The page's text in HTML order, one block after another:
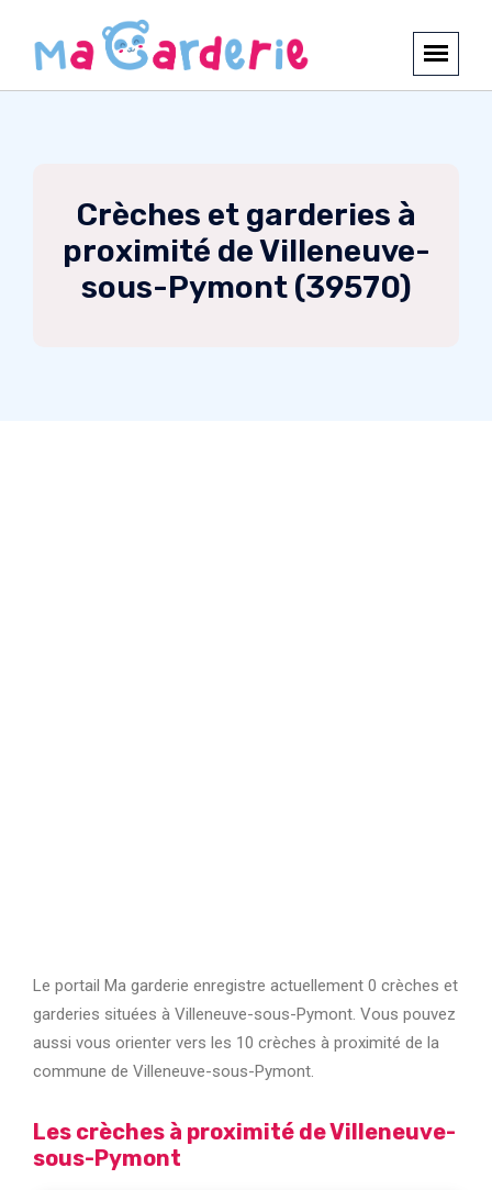
Crèches et garderies à
proximité de Villeneuve-
sous-Pymont (39570)
Le portail Ma garderie enregistre actuellement 0 crèches et
garderies situées à Villeneuve-sous-Pymont. Vous pouvez
aussi vous orienter vers les 10 crèches à proximité de la
commune de Villeneuve-sous-Pymont.
Les crèches à proximité de Villeneuve-
sous-Pymont